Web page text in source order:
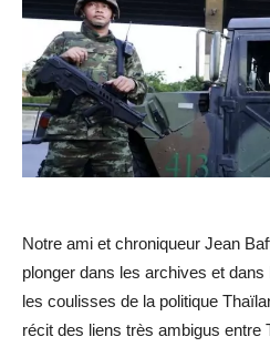
Notre ami et chroniqueur Jean
plonger dans les archives et dans
les coulisses de la politique
récit des liens très ambigus entre